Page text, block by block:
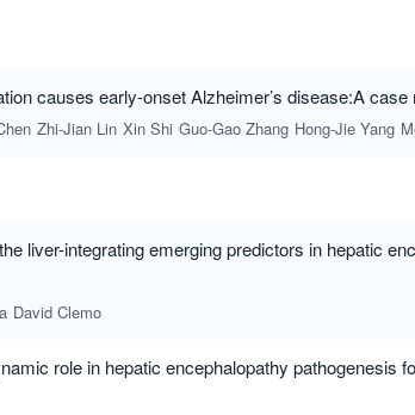
causes early-onset Alzheimer’s disease:A case
Zhi-Jian Lin Xin Shi Guo-Gao Zhang Hong-Jie Yang
liver-integrating emerging predictors in hepatic
David Clemo
role in hepatic encephalopathy pathogenesis